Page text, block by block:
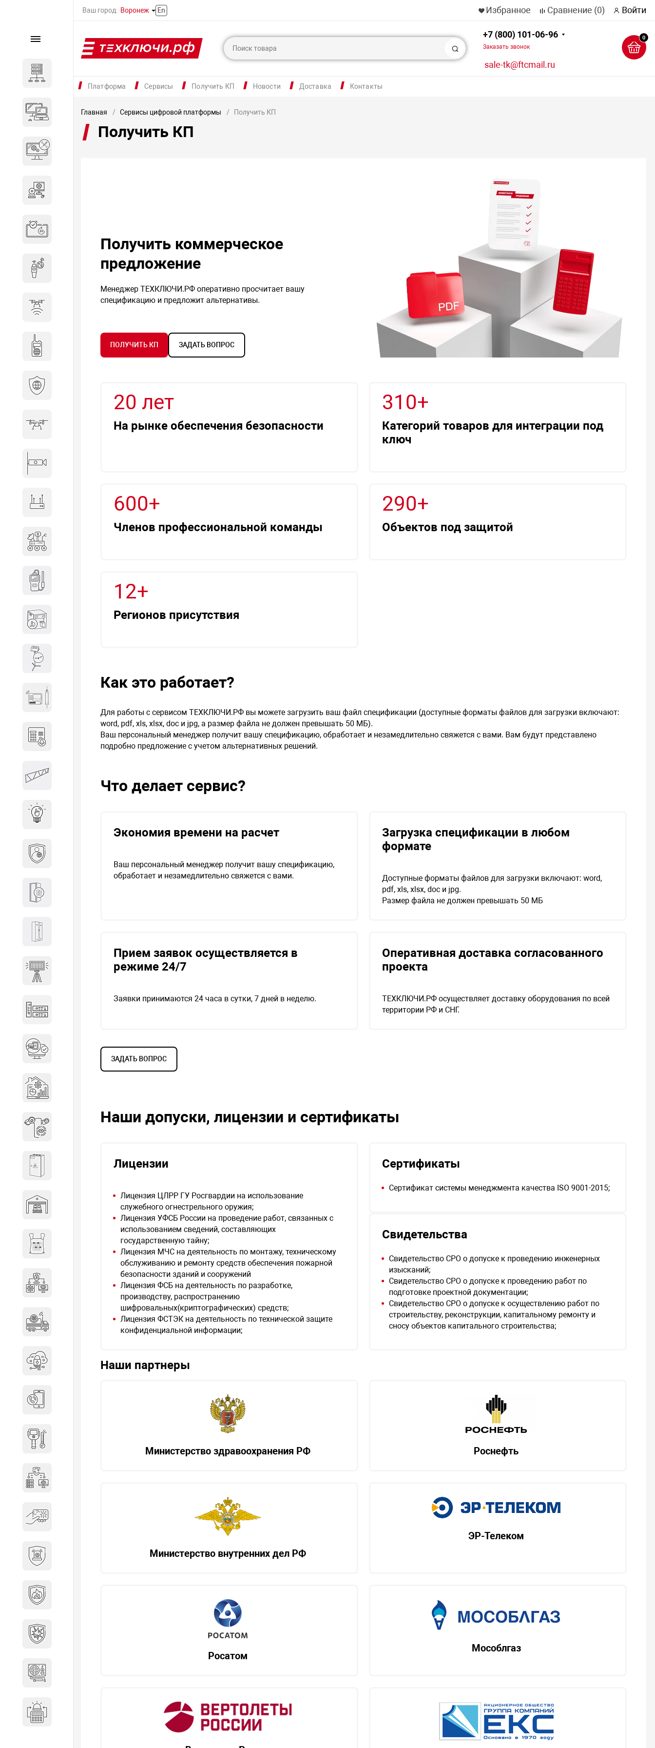
Ваш город: Воронеж En Избранное Сравнение (0) Войти
Поиск
+7 (800) 101-06-96
Заказать звонок
sale-tk@ftcmail.ru
0
Платформа Сервисы Получить КП Новости Доставка Контакты
Каталог
Компьютеры и ноутбуки
Комплектующие для
Досмотровое оборудование
Защита от БПЛА
Сетевое оборудование
Атомно-эмиссионные
металлоконструкции
Осветительные установки
Системы охраны периметра
Системы электропитания
Складское оборудование
Снаряжение и экипировка
Специальная техника
Специальные автомобили
Средства защиты информации
Главная Сервисы цифровой платформы Получить КП
Получить КП
Получить коммерческое
предложение
Менеджер ТЕХКЛЮЧИ.РФ оперативно просчитает вашу
спецификацию и предложит альтернативы.
ПОЛУЧИТЬ КП ЗАДАТЬ ВОПРОС
20 лет
На рынке обеспечения безопасности
310+
Категорий товаров для интеграции под
ключ
600+
Членов профессиональной команды
290+
Объектов под защитой
12+
Регионов присутствия
Как это работает?
Для работы с сервисом ТЕХКЛЮЧИ.РФ вы можете загрузить ваш файл спецификации (доступные форматы файлов для загрузки включают:
word, pdf, xls, xlsx, doc и jpg, а размер файла не должен превышать 50 МБ).
Ваш персональный менеджер получит вашу спецификацию, обработает и незамедлительно свяжется с вами. Вам будут представлено
подробно предложение с учетом альтернативных решений.
Что делает сервис?
Экономия времени на расчет
Ваш персональный менеджер получит вашу спецификацию,
обработает и незамедлительно свяжется с вами.
Загрузка спецификации в любом
формате
Доступные форматы файлов для загрузки включают: word,
pdf, xls, xlsx, doc и jpg.
Размер файла не должен превышать 50 МБ
Прием заявок осуществляется в
режиме 24/7
Заявки принимаются 24 часа в сутки, 7 дней в неделю.
Оперативная доставка согласованного
проекта
ТЕХКЛЮЧИ.РФ осуществляет доставку оборудования по всей
территории РФ и СНГ.
ЗАДАТЬ ВОПРОС
Наши допуски, лицензии и сертификаты
Лицензии
Лицензия ЦЛРР ГУ Росгвардии на использование
служебного огнестрельного оружия;
Лицензия УФСБ России на проведение работ, связанных с
использованием сведений, составляющих
государственную тайну;
Лицензия МЧС на деятельность по монтажу, техническому
обслуживанию и ремонту средств обеспечения пожарной
безопасности зданий и сооружений
Лицензия ФСБ на деятельность по разработке,
производству, распространению
шифровальных(криптографических) средств;
Лицензия ФСТЭК на деятельность по технической защите
конфиденциальной информации;
Сертификаты
Сертификат системы менеджмента качества ISO 9001-2015;
Свидетельства
Свидетельство СРО о допуске к проведению инженерных
изысканий;
Свидетельство СРО о допуске к проведению работ по
подготовке проектной документации;
Свидетельство СРО о допуске к осуществлению работ по
строительству, реконструкции, капитальному ремонту и
сносу объектов капитального строительства;
Наши партнеры
Министерство здравоохранения РФ Роснефть
Министерство внутренних дел РФ
ЭР-Телеком
Росатом
Мособлгаз